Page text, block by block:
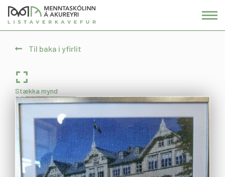
Fara
í
Til baka í yfirlit
Stækka mynd